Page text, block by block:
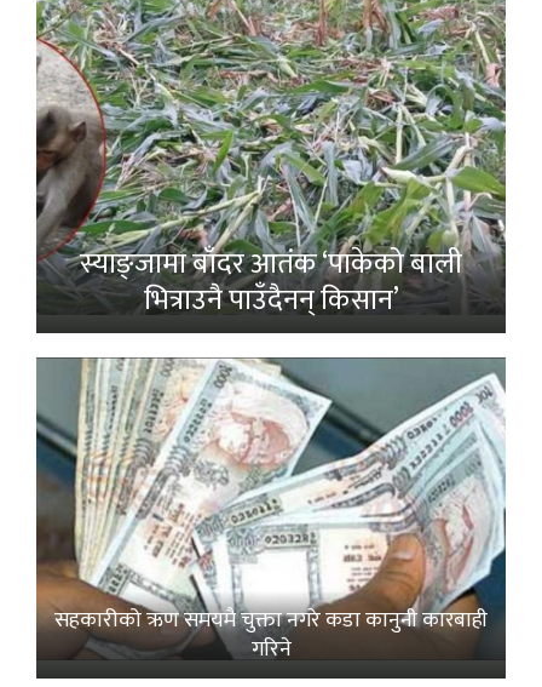
स्याङ्जामा बाँदर आतंक ‘पाकेको बाली
भित्राउनै पाउँदैनन् किसान’
सहकारीको ऋण समयमै चुक्ता नगरे कडा कानुनी कारबाही
गरिने